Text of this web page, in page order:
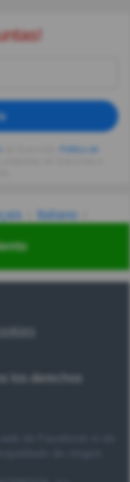
Italiano
汉语
los derechos